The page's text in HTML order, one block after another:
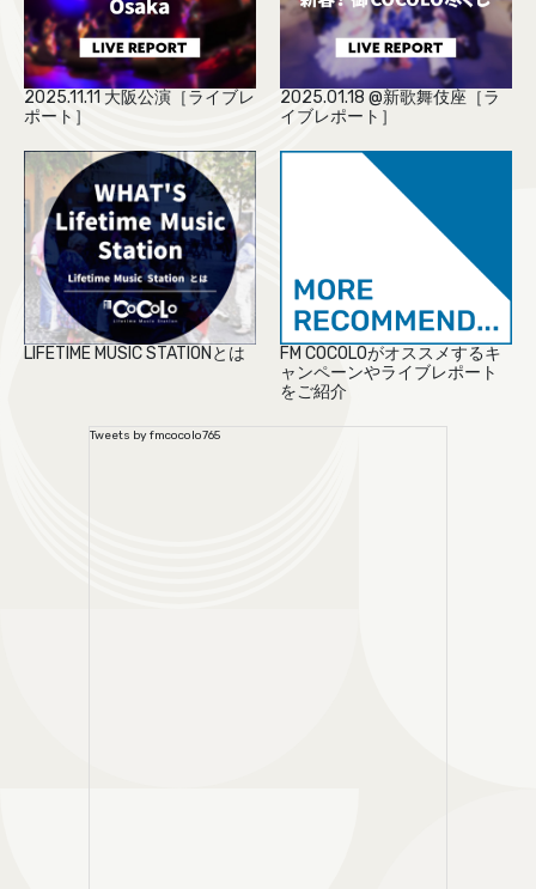
2025.11.11 大阪公演［ライブレ
ポート］
2025.01.18 @新歌舞伎座［ラ
イブレポート］
LIFETIME MUSIC STATIONとは
FM COCOLOがオススメするキ
ャンペーンやライブレポート
をご紹介
Tweets by fmcocolo765